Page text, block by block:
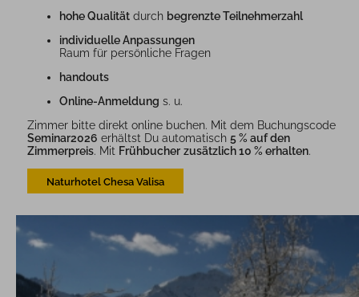
hohe Qualität durch begrenzte Teilnehmerzahl
individuelle Anpassungen
Raum für persönliche Fragen
handouts
Online-Anmeldung s. u.
Zimmer bitte direkt online buchen. Mit dem Buchungscode
Seminar2026 erhältst Du automatisch 5 % auf den
Zimmerpreis. Mit Frühbucher zusätzlich 10 % erhalten.
Naturhotel Chesa Valisa